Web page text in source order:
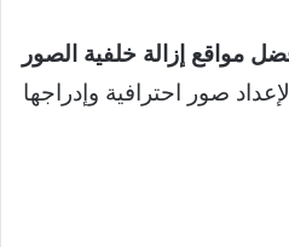
مواقع إزالة خلفية الصور
لإعداد صور احترافية وإدراجها